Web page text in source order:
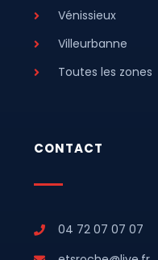
Vénissieux
Villeurbanne
Toutes les zones
CONTACT
04 72 07 07 07